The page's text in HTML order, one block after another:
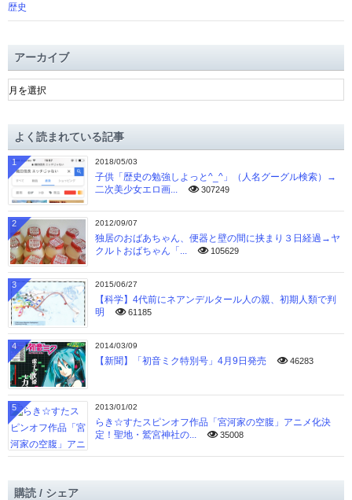
歴史
アーカイブ
ア
ー
ブよく読まれている記事
2018/05/03
子供「歴史の勉強しよっと^_^」（人名グーグル検索）→
二次美少女エロ画...
307249
1
2012/09/07
独居のおばあちゃん、便器と壁の間に挟まり３日経過→ヤ
クルトおばちゃん「...
105629
2
2015/06/27
【科学】4代前にネアンデルタール人の親、初期人類で判
明
61185
3
2014/03/09
【新聞】「初音ミク特別号」4月9日発売 46283
4
2013/01/02
らき☆すたスピンオフ作品「宮河家の空腹」アニメ化決
定！聖地・鷲宮神社の...
35008
5
購読 / シェア